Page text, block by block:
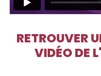
RETROUVER
VIDÉO DE